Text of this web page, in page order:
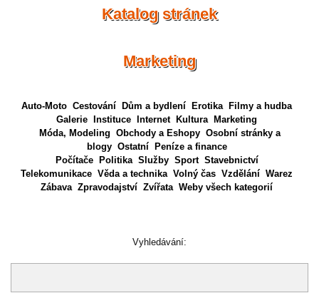
Katalog stránek
Marketing
Auto-Moto Cestování Dům a bydlení Erotika
Filmy a hudba
Galerie
Instituce Internet Kultura
Marketing
Móda, Modeling Obchody a Eshopy Osobní stránky a
blogy Ostatní
Peníze a finance
Počítače
Politika Služby Sport Stavebnictví
Telekomunikace Věda a technika Volný čas Vzdělání Warez
Zábava Zpravodajství Zvířata Weby všech kategorií
Vyhledávání: